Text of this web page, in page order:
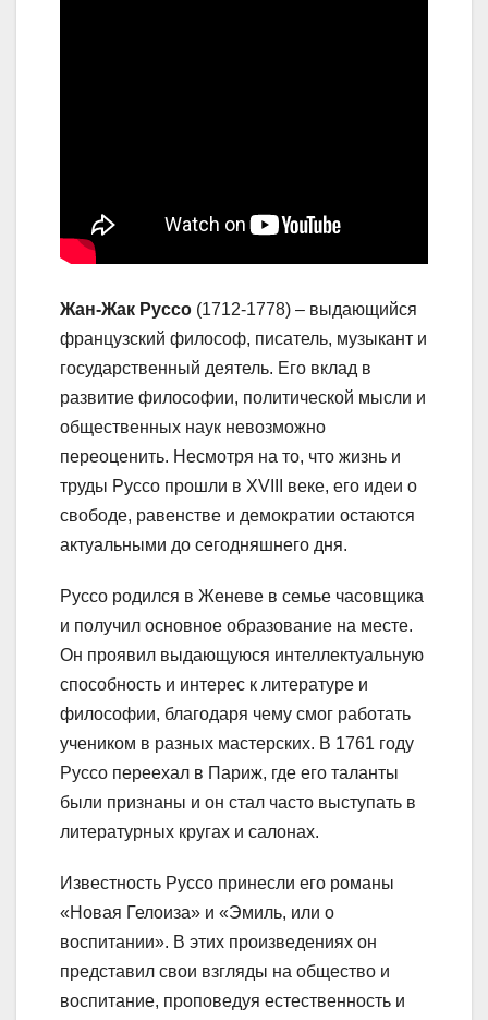
Жан-Жак Руссо (1712-1778) – выдающийся
французский философ, писатель, музыкант и
государственный деятель. Его вклад в
развитие философии, политической мысли и
общественных наук невозможно
переоценить. Несмотря на то, что жизнь и
труды Руссо прошли в XVIII веке, его идеи о
свободе, равенстве и демократии остаются
актуальными до сегодняшнего дня.
Руссо родился в Женеве в семье часовщика
и получил основное образование на месте.
Он проявил выдающуюся интеллектуальную
способность и интерес к литературе и
философии, благодаря чему смог работать
учеником в разных мастерских. В 1761 году
Руссо переехал в Париж, где его таланты
были признаны и он стал часто выступать в
литературных кругах и салонах.
Известность Руссо принесли его романы
«Новая Гелоиза» и «Эмиль, или о
воспитании». В этих произведениях он
представил свои взгляды на общество и
воспитание, проповедуя естественность и